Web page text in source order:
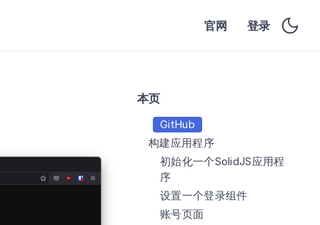
官网 登录
本页
GitHub
构建应用程序
初始化一个SolidJS应用程
序
设置一个登录组件
账号页面